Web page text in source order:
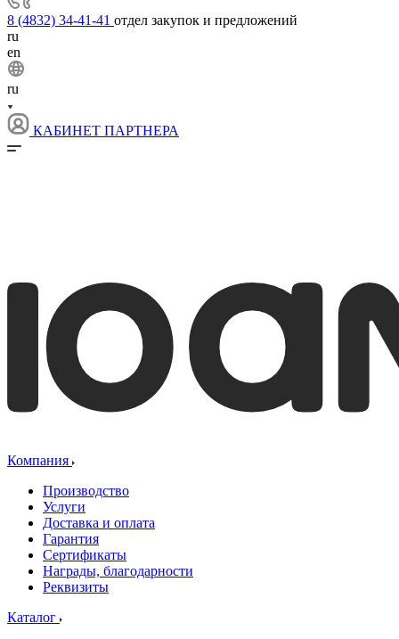
8 (4832) 34-41-41 отдел закупок и предложений
ru
en
ru
КАБИНЕТ ПАРТНЕРА
Компания
Производство
Услуги
Доставка и оплата
Гарантия
Сертификаты
Награды, благодарности
Реквизиты
Каталог